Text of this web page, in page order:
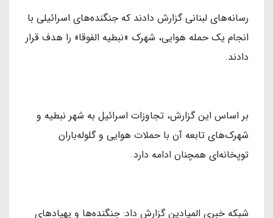
رسانه‌های لبنانی گزارش دادند که جنگنده‌های اسرائیلی با
انجام یک حمله هوایی، شهرک «نبطیه الفوقا» را هدف قرار
دادند.
بر اساس این گزارش، تجاوزات اسرائیل به شهر نبطیه و
شهرک‌های تابعه آن با حملات هوایی و گلوله‌باران
توپخانه‌ای همچنان ادامه دارد.
شبکه خبری المیادین گزارش داد: جنگنده‌ها و پهپادهای